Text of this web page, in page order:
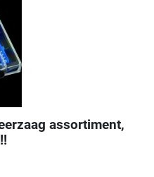
assortiment,